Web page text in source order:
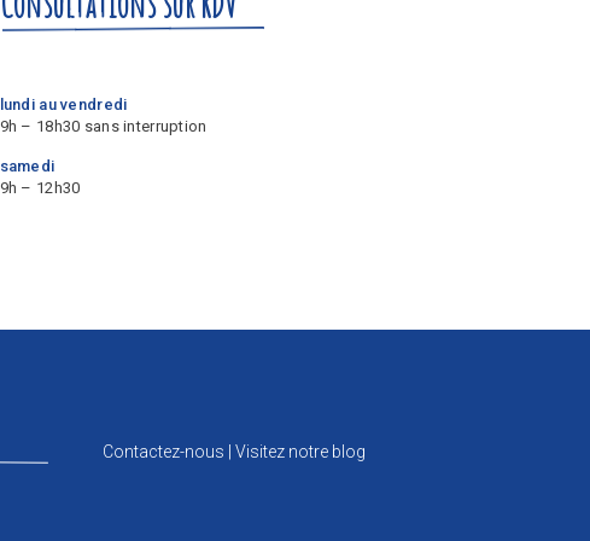
lundi au vendredi
9h – 18h30 sans interruption
samedi
9h – 12h30
Contactez-nous |Visitez notre blog